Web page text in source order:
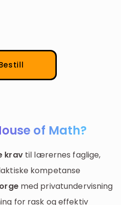
of Math?
kravtil lærernes faglige,
kompetanse
med privatundervisning
for rask og effektiv